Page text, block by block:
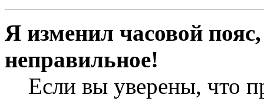
Я изменил часовой
неправильное!
Если вы уверены, что